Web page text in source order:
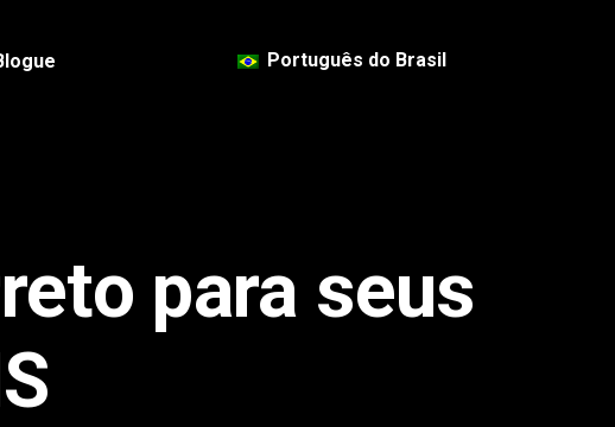
Português do Brasil
para seus